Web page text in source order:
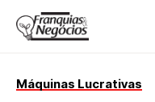
Máquinas Lucrativas